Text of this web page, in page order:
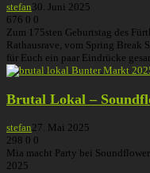
stefan30. Juni 2025
676 0 0
Zum 175sten Geburtstag des
Rathausrave, vom Spring Break
für Euch ein paar Eindrücke
Brutal Lokal –
stefan27. Mai 2025
298 0 0
Mia macht Party bei
2025